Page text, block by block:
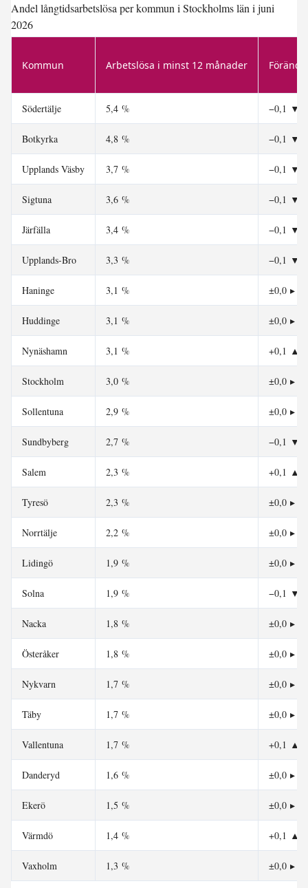
Andel långtidsarbetslösa per kommun i Stockholms län i juni
2026
Kommun Arbetslösa i minst 12 månader
Södertälje 5,4 % −0,1 ▼
Botkyrka 4,8 % −0,1 ▼
Upplands Väsby 3,7 % −0,1 ▼
Sigtuna 3,6 % −0,1 ▼
Järfälla 3,4 % −0,1 ▼
Upplands-Bro 3,3 % −0,1 ▼
Haninge 3,1 % ±0,0 ▸
Huddinge 3,1 % ±0,0 ▸
Nynäshamn 3,1 % +0,1 ▲
Stockholm 3,0 % ±0,0 ▸
Sollentuna 2,9 % ±0,0 ▸
Sundbyberg 2,7 % −0,1 ▼
Salem 2,3 % +0,1 ▲
Tyresö 2,3 % ±0,0 ▸
Norrtälje 2,2 % ±0,0 ▸
Lidingö 1,9 % ±0,0 ▸
Solna 1,9 % −0,1 ▼
Nacka 1,8 % ±0,0 ▸
Österåker 1,8 % ±0,0 ▸
Nykvarn 1,7 % ±0,0 ▸
Täby 1,7 % ±0,0 ▸
Vallentuna 1,7 % +0,1 ▲
Danderyd 1,6 % ±0,0 ▸
Ekerö 1,5 % ±0,0 ▸
Värmdö 1,4 % +0,1 ▲
Vaxholm 1,3 % ±0,0 ▸